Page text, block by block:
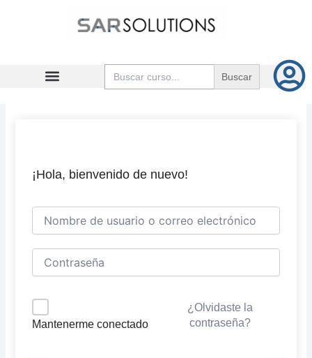
Buscar:
¡Hola, bienvenido de nuevo!
Mantenerme conectado
¿Olvidaste la
contraseña?